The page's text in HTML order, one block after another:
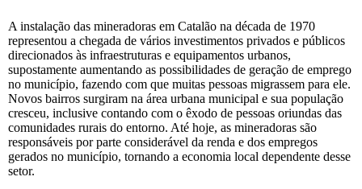
A instalação das mineradoras em Catalão na década de 1970
representou a chegada de vários investimentos privados e públicos
direcionados às infraestruturas e equipamentos urbanos,
supostamente aumentando as possibilidades de geração de emprego
no município, fazendo com que muitas pessoas migrassem para ele.
Novos bairros surgiram na área urbana municipal e sua população
cresceu, inclusive contando com o êxodo de pessoas oriundas das
comunidades rurais do entorno. Até hoje, as mineradoras são
responsáveis por parte considerável da renda e dos empregos
gerados no município, tornando a economia local dependente desse
setor.